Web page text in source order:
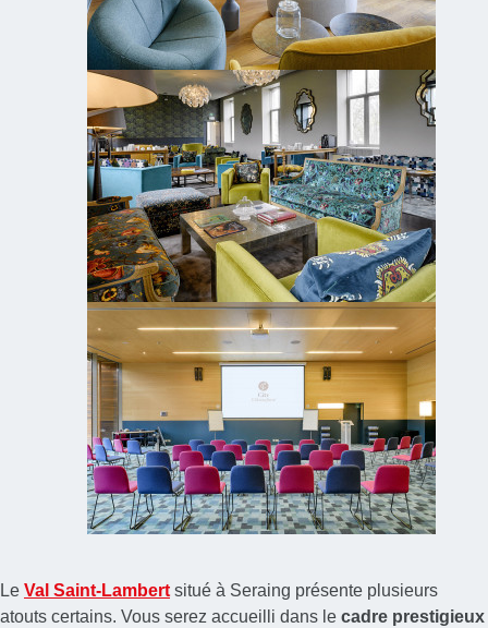
Le Val Saint-Lambert situé à Seraing présente plusieurs
atouts certains. Vous serez accueilli dans le cadre prestigieux